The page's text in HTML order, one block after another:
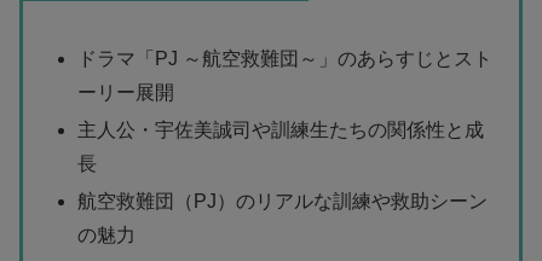
ドラマ「PJ ～航空救難団～」のあらすじとスト
ーリー展開
主人公・宇佐美誠司や訓練生たちの関係性と成
長
航空救難団（PJ）のリアルな訓練や救助シーン
の魅力